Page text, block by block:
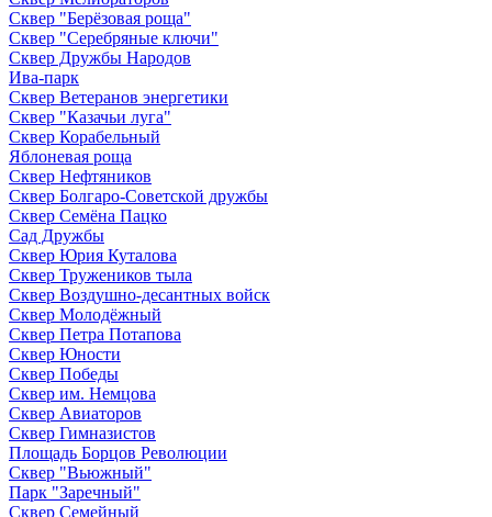
Сквер "Берёзовая роща"
Сквер "Серебряные ключи"
Сквер Дружбы Народов
Ива-парк
Сквер Ветеранов энергетики
Сквер "Казачьи луга"
Сквер Корабельный
Яблоневая роща
Сквер Нефтяников
Сквер Болгаро-Советской дружбы
Сквер Семёна Пацко
Сад Дружбы
Сквер Юрия Куталова
Сквер Тружеников тыла
Сквер Воздушно-десантных войск
Сквер Молодёжный
Сквер Петра Потапова
Сквер Юности
Сквер Победы
Сквер им. Немцова
Сквер Авиаторов
Сквер Гимназистов
Площадь Борцов Революции
Сквер "Вьюжный"
Парк "Заречный"
Сквер Семейный